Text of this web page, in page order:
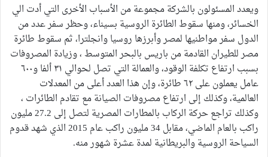
ويعدد المسئولون بالشركة مجموعة من الأسباب الأخرى التي أدت الي
الخسائر، ومنها سقوط الطائرة الروسية بسيناء، وحظر سفر عدد من
الدول سفر مواطنيها لمصر وأبرزها روسيا وانجلترا، ثم سقوط طائرة
مصر للطيران القادمة من باريس بالبحر المتوسط ، وزيادة المصروفات
بسبب ارتفاع تكلفة الوقود، والعمالة التي تصل لحوالي ٣١ ألفا و٦٠٠
عامل يعملون على ٦٢ طائرة، وإن هذا العدد أعلى من المعدلات
العالمية، وكذلك إلى ارتفاع مصروفات الصيانة مع تقادم الطائرات ،
وكذلك تراجع حركة الركاب بالمطارات المصرية لتصل إلى 27.2 مليون
راكب بالعام الماضي، مقابل 34 مليون راكب عام 2015 الذي شهد قدوم
السياحة الروسية والبريطانية لمدة عشرة شهور منه.